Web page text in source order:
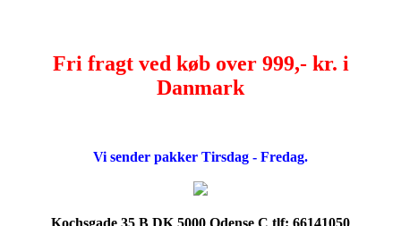
Fri fragt ved køb over 999,- kr. i
Danmark
Vi sender pakker Tirsdag - Fredag.